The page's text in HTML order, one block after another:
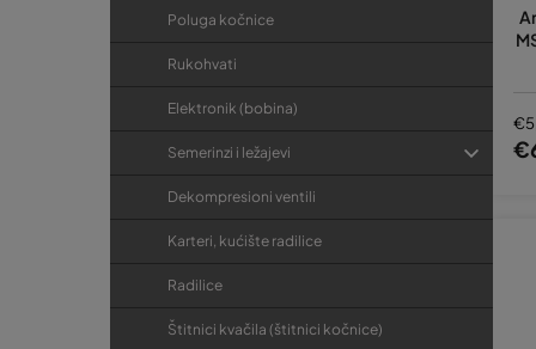
Poluga kočnice
Rukohvati
Elektronik (bobina)
Semerinzi i ležajevi
Dekompresioni ventili
Karteri, kućište radilice
Radilice
Štitnici kvačila (štitnici kočnice)